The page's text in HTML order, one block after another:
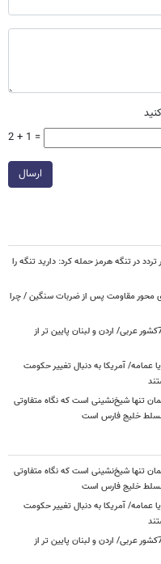
2 + 1 =
ارسال
در تنگه هرمز حمله کرد: دارید تنگه را
محور مقاومت پس از ضربات سنگین / چرا
نتایج جالب یک نظرسنجی در باره محبوبیت ایران در 7کشور عربی/ اردن و لبنان پایین تر از
عمامه/ آمریکا به دنبال تغییر حکومت
تنها شیخ‌نشینی است که نگاه متفاوتی
مسلط خلیج فارس است
تنها شیخ‌نشینی است که نگاه متفاوتی
مسلط خلیج فارس است
عمامه/ آمریکا به دنبال تغییر حکومت
نتایج جالب یک نظرسنجی در باره محبوبیت ایران در 7کشور عربی/ اردن و لبنان پایین تر از